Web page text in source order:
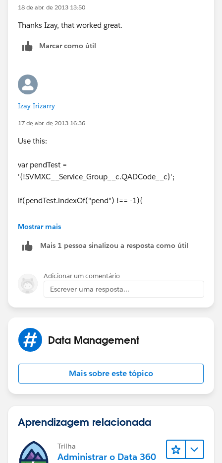
18 de abr. de 2013 13:50
Thanks Izay, that worked great.
Marcar como útil
Izay Irizarry
17 de abr. de 2013 16:36
Use this:
var pendTest =
'{!SVMXC__Service_Group__c.QADCode__c}';
if(pendTest.indexOf("pend") !== -1){
alert("pend found");
}else{
alert("pend not found")
Mostrar mais
Mais 1 pessoa sinalizou a resposta como útil
Adicionar um comentário
Escrever uma resposta...
Data Management
Mais sobre este tópico
Aprendizagem relacionada
Trilha
Administrar o Data 360